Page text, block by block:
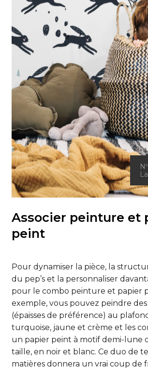
Associer peinture et
peint
Pour dynamiser la pièce, la
du pep’s et la personnaliser
pour le combo peinture et papier
exemple, vous pouvez peindre
(épaisses de préférence) au
turquoise, jaune et crème et les
un papier peint à motif demi-lune
taille, en noir et blanc. Ce duo de
matières donnera un vrai coup de